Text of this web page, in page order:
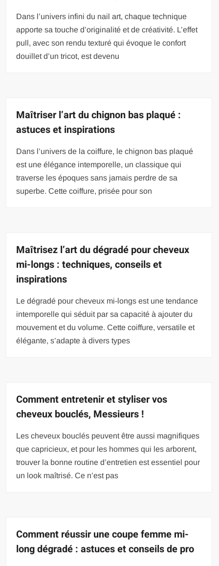
Dans l’univers infini du nail art, chaque technique
apporte sa touche d’originalité et de créativité. L’effet
pull, avec son rendu texturé qui évoque le confort
douillet d’un tricot, est devenu
Maîtriser l’art du chignon bas plaqué :
astuces et inspirations
Dans l’univers de la coiffure, le chignon bas plaqué
est une élégance intemporelle, un classique qui
traverse les époques sans jamais perdre de sa
superbe. Cette coiffure, prisée pour son
Maîtrisez l’art du dégradé pour cheveux
mi-longs : techniques, conseils et
inspirations
Le dégradé pour cheveux mi-longs est une tendance
intemporelle qui séduit par sa capacité à ajouter du
mouvement et du volume. Cette coiffure, versatile et
élégante, s’adapte à divers types
Comment entretenir et styliser vos
cheveux bouclés, Messieurs !
Les cheveux bouclés peuvent être aussi magnifiques
que capricieux, et pour les hommes qui les arborent,
trouver la bonne routine d’entretien est essentiel pour
un look maîtrisé. Ce n’est pas
Comment réussir une coupe femme mi-
long dégradé : astuces et conseils de pro